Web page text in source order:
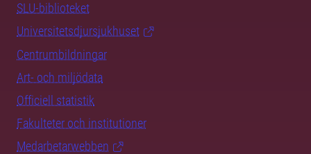
SLU-biblioteket
Universitetsdjursjukhuset
Centrumbildningar
Art- och miljödata
Officiell statistik
Fakulteter och institutioner
Medarbetarwebben